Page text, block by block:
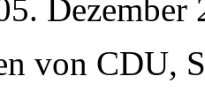
Dezember
von CDU,